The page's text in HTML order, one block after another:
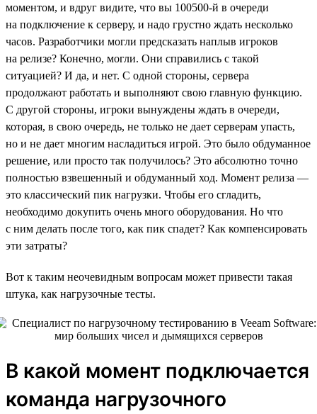
моментом, и вдруг видите, что вы 100500-й в очереди
на подключение к серверу, и надо грустно ждать несколько
часов. Разработчики могли предсказать наплыв игроков
на релизе? Конечно, могли. Они справились с такой
ситуацией? И да, и нет. С одной стороны, сервера
продолжают работать и выполняют свою главную функцию.
С другой стороны, игроки вынуждены ждать в очереди,
которая, в свою очередь, не только не дает серверам упасть,
но и не дает многим насладиться игрой. Это было обдуманное
решение, или просто так получилось? Это абсолютно точно
полностью взвешенный и обдуманный ход. Момент релиза —
это классический пик нагрузки. Чтобы его сгладить,
необходимо докупить очень много оборудования. Но что
с ним делать после того, как пик спадет? Как компенсировать
эти затраты?
Вот к таким неочевидным вопросам может привести такая
штука, как нагрузочные тесты.
В какой момент подключается
команда нагрузочного